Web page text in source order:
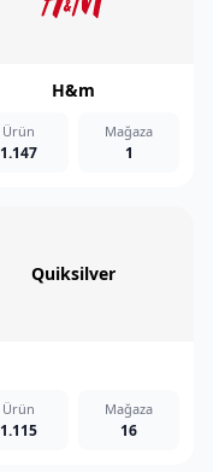
H&m
Ürün
1.147
Mağaza
1
Quiksilver
Ürün
1.115
Mağaza
16